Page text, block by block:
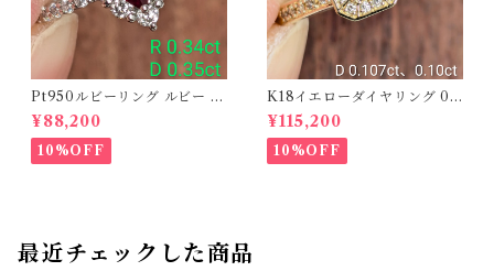
Pt950ルビーリング ルビー 0.
34ct ダイヤモンド 0.35ct【P
RO206885】
¥88,200
10%OFF
K18イエローダイヤリング 0.1
07ct D 0.10ct【PRO20878
1】
¥115,200
10%OFF
最近チェックした商品